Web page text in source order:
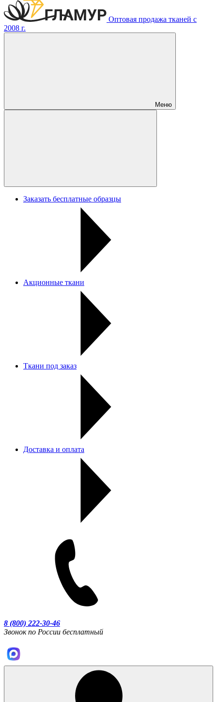
Оптовая продажа тканей с
2008 г.
Меню
Заказать бесплатные образцы
Акционные ткани
Ткани под заказ
Доставка и оплата
8 (800) 222-30-46
Звонок по России бесплатный